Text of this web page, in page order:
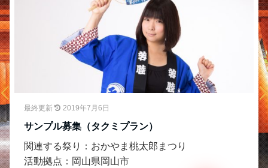
最終更新 2019年7月6日
サンプル募集（タクミプラン）
関連する祭り： おかやま桃太郎まつり
活動拠点： 岡山県岡山市